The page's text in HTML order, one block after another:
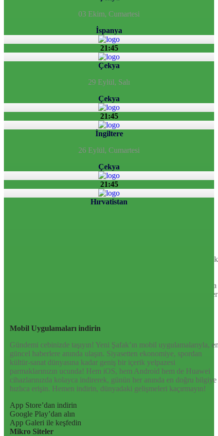
03 Ekim, Cumartesi
İspanya
21:45
Çekya
29 Eylül, Salı
Çekya
21:45
İngiltere
26 Eylül, Cumartesi
Çekya
21:45
Hırvatistan
Tarafsız, dinamik ve derinlemesine habercilik anlayışıyla Yeni
bir yelpazede sunduğu haberlerle, hem Türkiye’de hem de dünyada
neler olup bittiğini anında öğrenin. Dijital platformlarıyla her an, her
Mobil Uygulamaları indirin
Gündemi cebinizde taşıyın! Yeni Şafak’ın mobil uygulamalarıyla,
güncel haberlere anında ulaşın. Siyasetten ekonomiye, spordan
kültür-sanat dünyasına kadar geniş bir içerik yelpazesi
parmaklarınızın ucunda! Hem iOS, hem Android hem de Huawei
cihazlarınızda kolayca indirerek, günün her anında en doğru bilgiye
hızlıca erişin. Hemen indirin, dünyadaki gelişmeleri kaçırmayın!
App Store’dan indirin
Google Play’dan alın
App Galeri ile keşfedin
Mikro Siteler